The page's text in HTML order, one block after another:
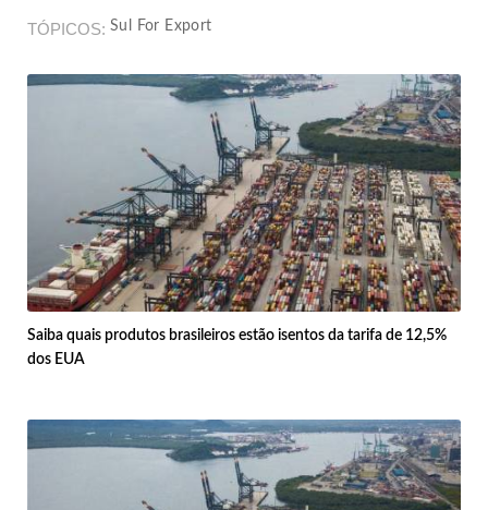
TÓPICOS Sul For Export
Saiba quais produtos brasileiros estão isentos da tarifa de 12,5%
dos EUA